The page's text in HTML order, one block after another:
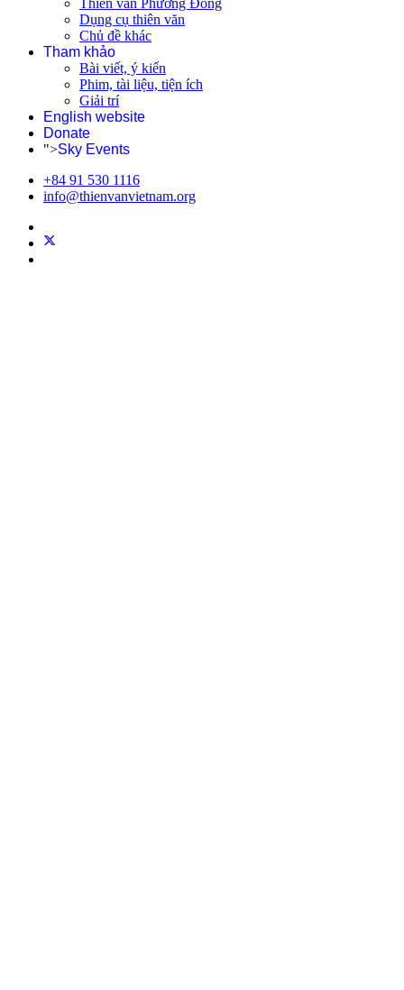
Dụng cụ thiên văn
Chủ đề khác
Tham khảo
Bài viết, ý kiến
Phim, tài liệu, tiện ích
Giải trí
English website
Donate
">Sky Events
+84 91 530 1116
info@thienvanvietnam.org